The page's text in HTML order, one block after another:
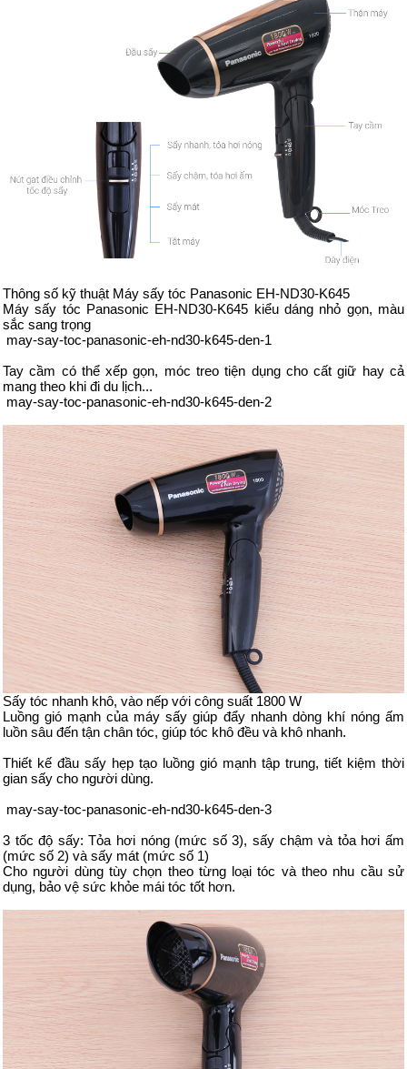
Thông số kỹ thuật Máy sấy tóc Panasonic EH-ND30-K645
Máy sấy tóc Panasonic EH-ND30-K645 kiểu dáng nhỏ gọn, màu
sắc sang trọng
may-say-toc-panasonic-eh-nd30-k645-den-1
Tay cầm có thể xếp gọn, móc treo tiện dụng cho cất giữ hay cả
mang theo khi đi du lịch...
may-say-toc-panasonic-eh-nd30-k645-den-2
Sấy tóc nhanh khô, vào nếp với công suất 1800 W
Luồng gió mạnh của máy sấy giúp đẩy nhanh dòng khí nóng ấm
luồn sâu đến tận chân tóc, giúp tóc khô đều và khô nhanh.
Thiết kế đầu sấy hẹp tạo luồng gió mạnh tập trung, tiết kiệm thời
gian sấy cho người dùng.
may-say-toc-panasonic-eh-nd30-k645-den-3
3 tốc độ sấy: Tỏa hơi nóng (mức số 3), sấy chậm và tỏa hơi ấm
(mức số 2) và sấy mát (mức số 1)
Cho người dùng tùy chọn theo từng loại tóc và theo nhu cầu sử
dụng, bảo vệ sức khỏe mái tóc tốt hơn.